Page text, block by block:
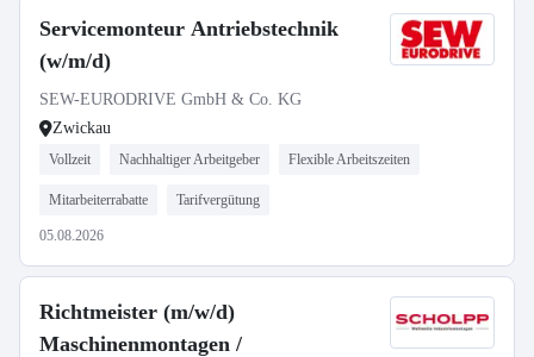
Servicemonteur Antriebstechnik
(w/m/d)
SEW-EURODRIVE GmbH & Co. KG
Zwickau
Vollzeit Nachhaltiger Arbeitgeber Flexible Arbeitszeiten
Mitarbeiterrabatte Tarifvergütung
05.08.2026
Richtmeister (m/w/d)
Maschinenmontagen /